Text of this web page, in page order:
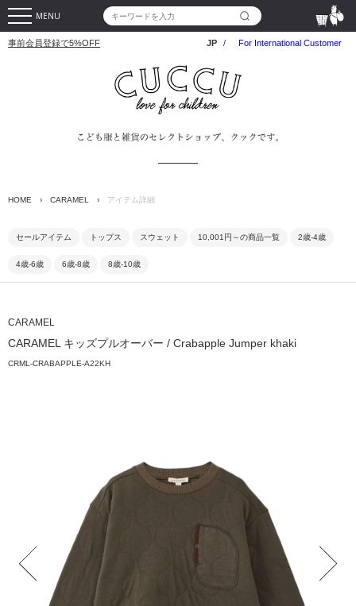
MENU
事前会員登録で5%OFF JP / For International Customer
HOME › CARAMEL › アイテム詳細
セールアイテム トップス スウェット 10,001円～の商品一覧 2歳-4歳
4歳-6歳 6歳-8歳 8歳-10歳
CARAMEL
CARAMEL キッズプルオーバー / Crabapple Jumper khaki
CRML-CRABAPPLE-A22KH